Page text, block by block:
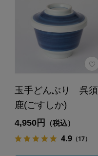
玉手どんぶり 呉須
鹿(ごすしか)
4,950円 （税込）
4.9（17）